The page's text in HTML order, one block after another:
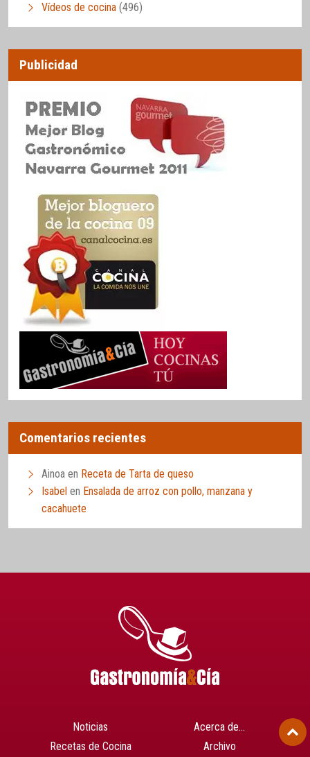
Vídeos de cocina (496)
Publicidad
Comentarios recientes
Ainoa en Receta de Tarta de queso
Isabel en Ensalada de arroz con pollo, manzana y
cacahuete
Noticias
Recetas de Cocina
Acerca de…
Archivo